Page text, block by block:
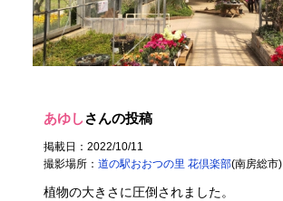
あゆしさんの投稿
掲載日：2022/10/11
撮影場所：道の駅おおつの里 花倶楽部(南房総市)
植物の大きさに圧倒されました。